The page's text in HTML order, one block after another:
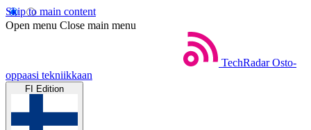
Skip to main content
Open menu Close main menu
TechRadar Osto-
oppaasi tekniikkaan
FI Edition